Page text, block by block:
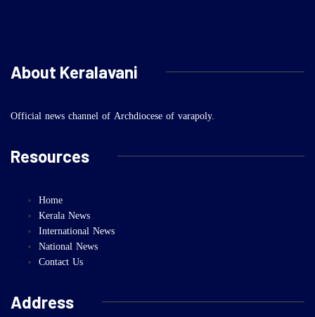
About Keralavani
Official news channel of Archdiocese of varapoly.
Resources
Home
Kerala News
International News
National News
Contact Us
Address